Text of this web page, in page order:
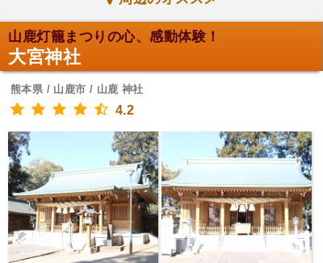
山鹿灯籠まつりの心、感動体験！
大宮神社
熊本県 / 山鹿市 / 山鹿 神社
4.2